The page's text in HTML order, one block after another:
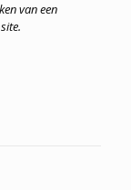
van een